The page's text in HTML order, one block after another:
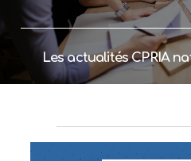
Les actualités CPRIA